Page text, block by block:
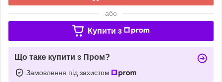
або
Купити з
Що таке купити з Пром?
Замовлення під захистом